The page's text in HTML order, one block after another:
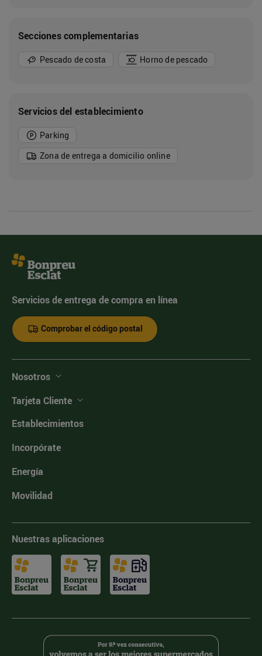
Secciones complementarias
Pescado de costa Horno de pescado
Servicios del establecimiento
Parking
Zona de entrega a domicilio online
Servicios de entrega de compra en línea
Comprobar el código postal
Nosotros
Tarjeta Cliente
Establecimientos
Incorpórate
Energía
Movilidad
Nuestras aplicaciones